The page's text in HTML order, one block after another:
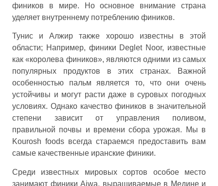
фиников в мире. Но основное внимание страна
уделяет внутреннему потреблению фиников.
Тунис и Алжир также хорошо известны в этой
области; Например, финики Deglet Noor, известные
как «королева фиников», являются одними из самых
популярных продуктов в этих странах. Важной
особенностью пальм является то, что они очень
устойчивы и могут расти даже в суровых погодных
условиях. Однако качество фиников в значительной
степени зависит от управления поливом,
правильной почвы и времени сбора урожая. Мы в
Kourosh foods всегда стараемся предоставить вам
самые качественные иранские финики.
Среди известных мировых сортов особое место
занимают финики Ajwa, выращиваемые в Медине и